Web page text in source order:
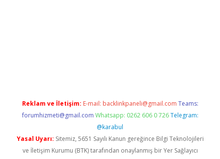
Reklam ve İletişim: E-mail: backlinkpaneli@gmail.com Teams:
forumhizmeti@gmail.com Whatsapp: 0262 606 0 726 Telegram:
@karabul
Yasal Uyarı: Sitemiz, 5651 Sayılı Kanun gereğince Bilgi Teknolojileri
ve İletişim Kurumu (BTK) tarafından onaylanmış bir Yer Sağlayıcı